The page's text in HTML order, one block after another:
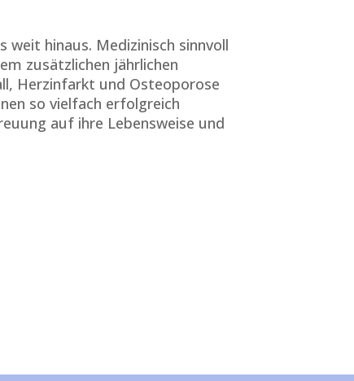
weit hinaus. Medizinisch sinnvoll
zusätzlichen jährlichen
Herzinfarkt und Osteoporose
so vielfach erfolgreich
auf ihre Lebensweise und